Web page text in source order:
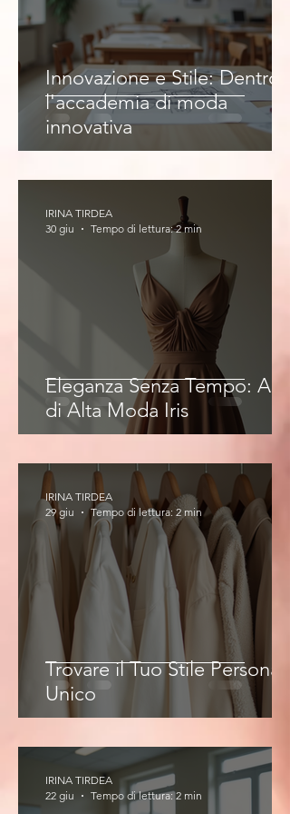
Innovazione e Stile: Dentro
l'accademia di moda
innovativa
Eleganza Senza Tempo: Abiti
di Alta Moda Iris
IRINA TIRDEA
30 giu
Tempo di lettura: 2 min
Trovare il Tuo Stile Personale
Unico
IRINA TIRDEA
29 giu
Tempo di lettura: 2 min
IRINA TIRDEA
22 giu
Tempo di lettura: 2 min